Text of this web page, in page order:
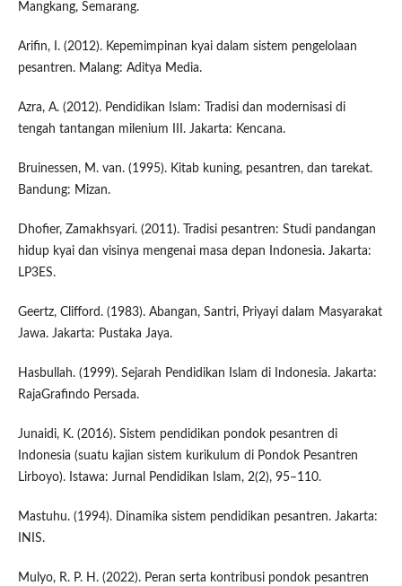
Mangkang, Semarang.
Arifin, I. (2012). Kepemimpinan kyai dalam sistem pengelolaan
pesantren. Malang: Aditya Media.
Azra, A. (2012). Pendidikan Islam: Tradisi dan modernisasi di
tengah tantangan milenium III. Jakarta: Kencana.
Bruinessen, M. van. (1995). Kitab kuning, pesantren, dan tarekat.
Bandung: Mizan.
Dhofier, Zamakhsyari. (2011). Tradisi pesantren: Studi pandangan
hidup kyai dan visinya mengenai masa depan Indonesia. Jakarta:
LP3ES.
Geertz, Clifford. (1983). Abangan, Santri, Priyayi dalam Masyarakat
Jawa. Jakarta: Pustaka Jaya.
Hasbullah. (1999). Sejarah Pendidikan Islam di Indonesia. Jakarta:
RajaGrafindo Persada.
Junaidi, K. (2016). Sistem pendidikan pondok pesantren di
Indonesia (suatu kajian sistem kurikulum di Pondok Pesantren
Lirboyo). Istawa: Jurnal Pendidikan Islam, 2(2), 95–110.
Mastuhu. (1994). Dinamika sistem pendidikan pesantren. Jakarta:
INIS.
Mulyo, R. P. H. (2022). Peran serta kontribusi pondok pesantren